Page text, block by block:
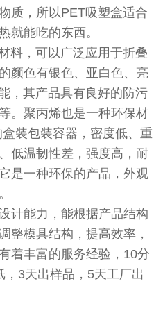
质，所以PET吸塑盒适合
就能吃的东西。
料，可以广泛应用于折叠
颜色有银色、亚白色、亮
，其产品具有良好的防污
。聚丙烯也是一种环保材
装包装容器，密度低、重
低温韧性差，强度高，耐
是一种环保的产品，外观
计能力，能根据产品结构
整模具结构，提高效率，
着丰富的服务经验，10分
3天出样品，5天工厂出